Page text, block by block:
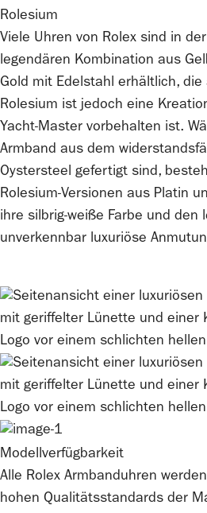
Rolesium
Viele Uhren von Rolex sind in
legendären Kombination aus
Gold mit Edelstahl erhältlich,
Rolesium ist jedoch eine
Yacht‑Master vorbehalten ist.
Armband aus dem
Oystersteel gefertigt sind,
Rolesium-Versionen aus Platin
ihre silbrig-weiße Farbe und den
unver­kennbar luxuriöse
Modellverfügbarkeit
Alle Rolex Armbanduhren
hohen Qualitätsstandards der